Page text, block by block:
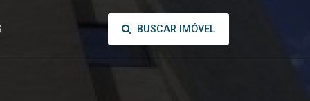
BUSCAR IMÓVEL